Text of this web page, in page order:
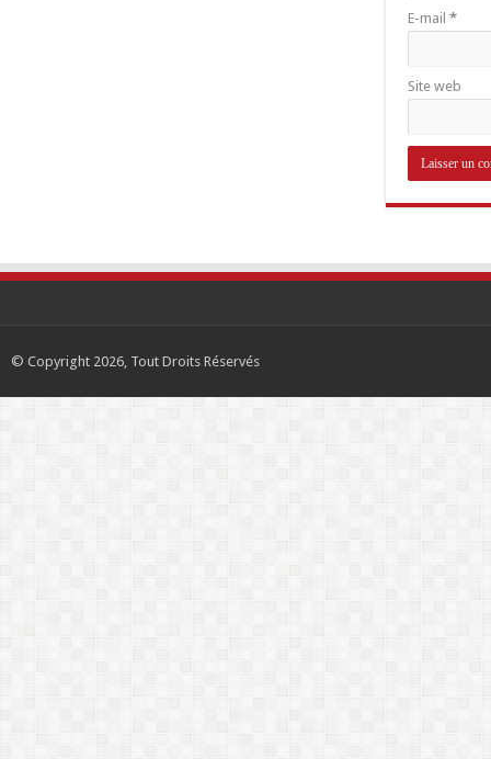
E-mail *
Site web
© Copyright 2026, Tout Droits Réservés